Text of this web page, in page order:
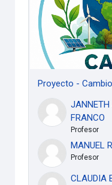
Proyecto -
JANNETH
FRANCO
Profesor
MANUEL
Profesor
CLAUDIA